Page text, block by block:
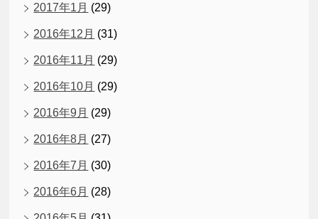
2017年1月 (29)
2016年12月 (31)
2016年11月 (29)
2016年10月 (29)
2016年9月 (29)
2016年8月 (27)
2016年7月 (30)
2016年6月 (28)